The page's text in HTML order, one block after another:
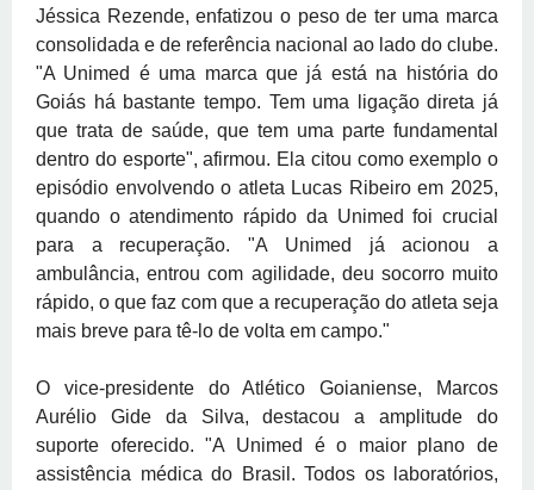
Jéssica Rezende, enfatizou o peso de ter uma marca
consolidada e de referência nacional ao lado do clube.
"A Unimed é uma marca que já está na história do
Goiás há bastante tempo. Tem uma ligação direta já
que trata de saúde, que tem uma parte fundamental
dentro do esporte", afirmou. Ela citou como exemplo o
episódio envolvendo o atleta Lucas Ribeiro em 2025,
quando o atendimento rápido da Unimed foi crucial
para a recuperação. "A Unimed já acionou a
ambulância, entrou com agilidade, deu socorro muito
rápido, o que faz com que a recuperação do atleta seja
mais breve para tê-lo de volta em campo."
O vice-presidente do Atlético Goianiense, Marcos
Aurélio Gide da Silva, destacou a amplitude do
suporte oferecido. "A Unimed é o maior plano de
assistência médica do Brasil. Todos os laboratórios,